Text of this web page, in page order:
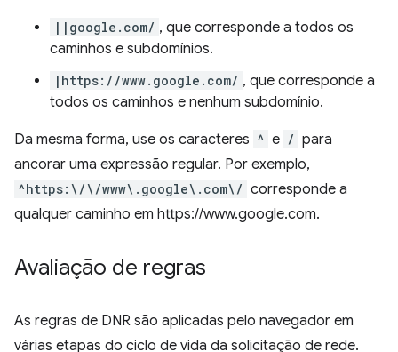
||google.com/ , que corresponde a todos os
caminhos e subdomínios.
|https://www.google.com/ , que corresponde a
todos os caminhos e nenhum subdomínio.
Da mesma forma, use os caracteres ^ e / para
ancorar uma expressão regular. Por exemplo,
^https:\/\/www\.google\.com\/ corresponde a
qualquer caminho em https://www.google.com.
Avaliação de regras
As regras de DNR são aplicadas pelo navegador em
várias etapas do ciclo de vida da solicitação de rede.